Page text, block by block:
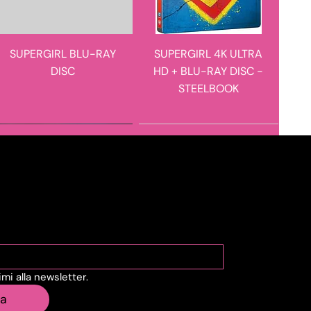
SUPERGIRL BLU-RAY
DISC
SUPERGIRL 4K ULTRA
HD + BLU-RAY DISC -
STEELBOOK
novità in arrivo
STEVE HACKETT - THE
ROARING WAVES
novità in arrivo
alla newsletter.